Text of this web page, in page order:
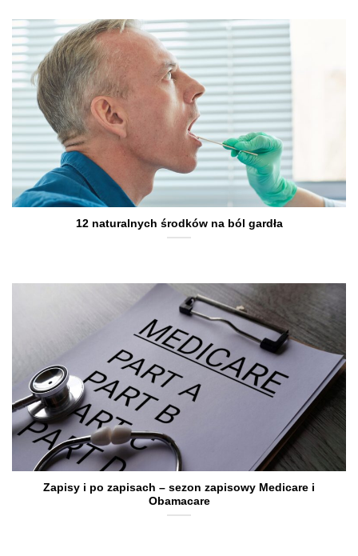
12 naturalnych środków na ból gardła
Zapisy i po zapisach – sezon zapisowy Medicare i
Obamacare